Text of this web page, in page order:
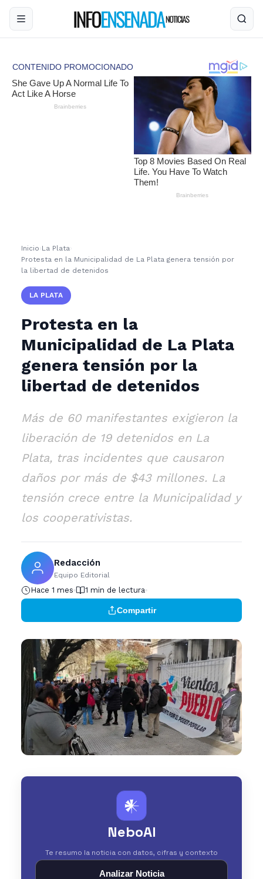
Inicio ›La Plata›
Protesta en la Municipalidad de La Plata genera tensión por
la libertad de detenidos
LA PLATA
Protesta en la
Municipalidad de La Plata
genera tensión por la
libertad de detenidos
Más de 60 manifestantes exigieron la
liberación de 19 detenidos en La
Plata, tras incidentes que causaron
daños por más de $43 millones. La
tensión crece entre la Municipalidad y
los cooperativistas.
Redacción
Equipo Editorial
Hace 1 mes 1 min de lectura
Compartir
𒀭
NeboAI
Te resumo la noticia con datos, cifras y contexto
Analizar Noticia